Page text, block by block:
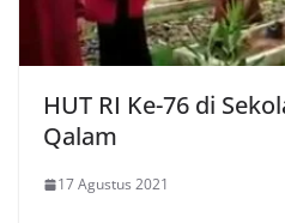
HUT RI Ke-76 di
Qalam
17 Agustus 2021